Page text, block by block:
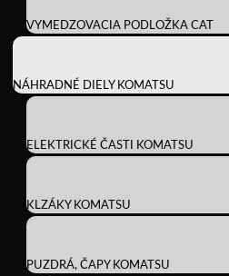
VYMEDZOVACIA PODLOŽKA CAT
NÁHRADNÉ DIELY KOMATSU
ELEKTRICKÉ ČASTI KOMATSU
KLZÁKY KOMATSU
PUZDRÁ, ČAPY KOMATSU